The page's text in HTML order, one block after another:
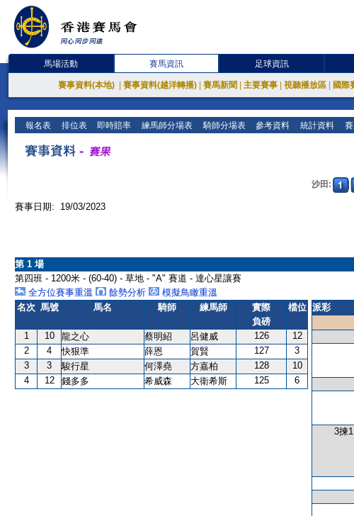
馬場活動 賽馬資訊 足球資訊
賽事資料(本地) 賽事資料(越洋轉播) 賽馬新聞 主要賽事 視聽播放區 國際
報名表 排位表 即時賠率 練馬師分場表 騎師分場表 參考資料 統計資料
沙田:
賽事日期: 19/03/2023
第 1 場
第四班 - 1200米 - (60-40) - 草地 - "A" 賽道 - 達心星讓賽
全方位賽事重溫
餘勢分析
模擬鳥瞰重溫
名次 馬號 馬名 騎師 練馬師
實際
負磅
檔位
1 10 龍之心 蔡明紹 呂健威 126
12
2
4 快狠準 薛恩 賀賢 127
3
3
3 駿行星 何澤堯 方嘉柏 128
10
4
12 錢多多 希威森 大衛希斯 125 6
派彩
3揀1